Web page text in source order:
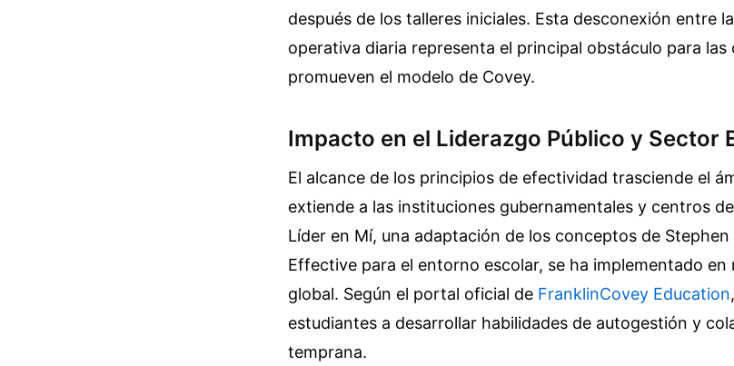
después de los talleres iniciales. Esta desconexión entre
operativa diaria representa el principal obstáculo para las
promueven el modelo de Covey.
Impacto en el Liderazgo Público y Sector
El alcance de los principios de efectividad trasciende el
extiende a las instituciones gubernamentales y centros
Líder en Mí, una adaptación de los conceptos de
Effective para el entorno escolar, se ha implementado en
global. Según el portal oficial de FranklinCovey Education
estudiantes a desarrollar habilidades de autogestión y
temprana.